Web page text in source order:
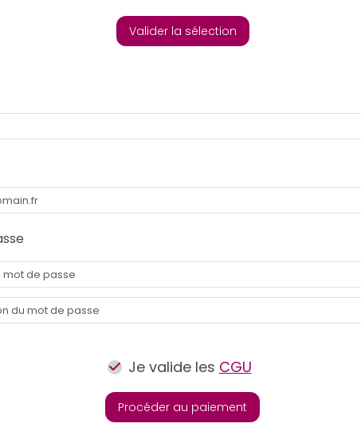
Valider la sélection
Je valide les CGU
Procéder au paiement